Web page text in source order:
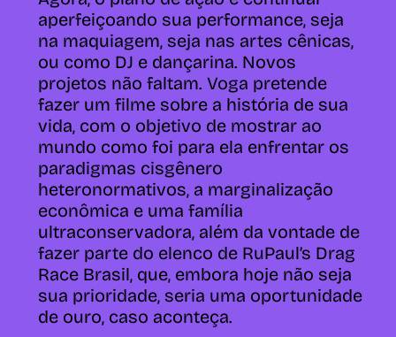
aperfeiçoando sua performance, seja
na maquiagem, seja nas artes cênicas,
ou como DJ e dançarina. Novos
projetos não faltam. Voga pretende
fazer um filme sobre a história de sua
vida, com o objetivo de mostrar ao
mundo como foi para ela enfrentar os
paradigmas cisgênero
heteronormativos, a marginalização
econômica e uma família
ultraconservadora, além da vontade de
fazer parte do elenco de RuPaul’s Drag
Race Brasil, que, embora hoje não seja
sua prioridade, seria uma oportunidade
de ouro, caso aconteça.